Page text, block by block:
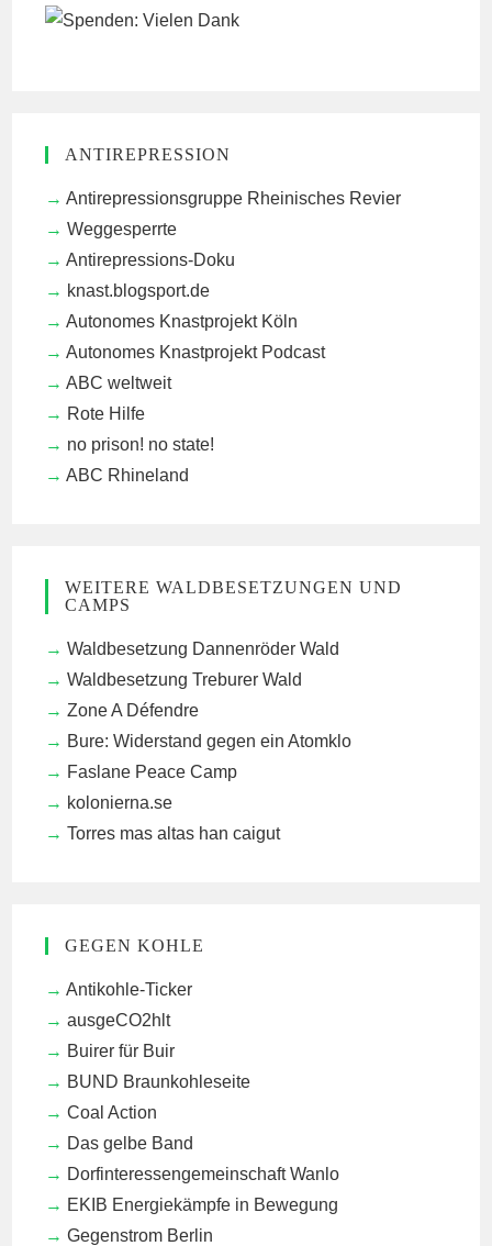
ANTIREPRESSION
Antirepressionsgruppe Rheinisches Revier
Weggesperrte
Antirepressions-Doku
knast.blogsport.de
Autonomes Knastprojekt Köln
Autonomes Knastprojekt Podcast
ABC weltweit
Rote Hilfe
no prison! no state!
ABC Rhineland
WEITERE WALDBESETZUNGEN UND
CAMPS
Waldbesetzung Dannenröder Wald
Waldbesetzung Treburer Wald
Zone A Défendre
Bure: Widerstand gegen ein Atomklo
Faslane Peace Camp
kolonierna.se
Torres mas altas han caigut
GEGEN KOHLE
Antikohle-Ticker
ausgeCO2hlt
Buirer für Buir
BUND Braunkohleseite
Coal Action
Das gelbe Band
Dorfinteressengemeinschaft Wanlo
EKIB Energiekämpfe in Bewegung
Gegenstrom Berlin